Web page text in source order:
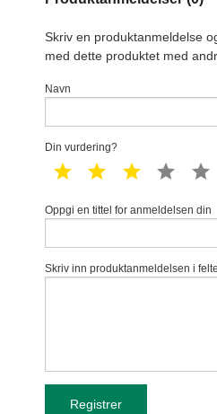
Skriv en produktanmeldelse
med dette produktet med
Navn
Din vurdering?
1 star 2 star 3 star 4 star
Oppgi en tittel for anmeldelsen din
Skriv inn produktanmeldelsen i